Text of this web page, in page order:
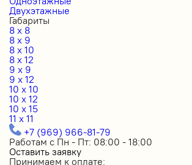
Двухэтажные
Габариты
8 x 8
8 x 9
8 x 10
8 x 12
9 x 9
9 x 12
10 x 10
10 x 12
10 x 15
11 x 11
+7 (969) 966-81-79
Работам с Пн - Пт: 08:00 - 18:00
Оставить заявку
Принимаем к оплате: